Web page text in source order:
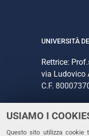
USIAMO I
Questo sito utilizza cookie
UNIVERSITÀ
Rettrice:
via Ludovico
C.F.
CONTATTI